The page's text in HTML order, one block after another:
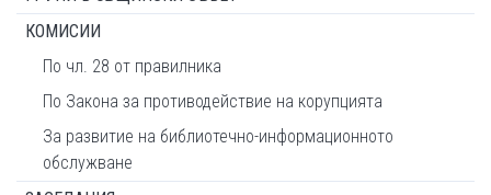
КОМИСИИ
По чл. 28 от правилника
По Закона за противодействие на корупцията
За развитие на библиотечно-информационното
обслужване